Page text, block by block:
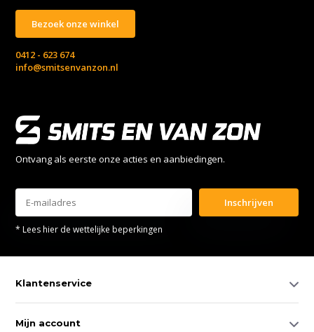
Bezoek onze winkel
0412 - 623 674
info@smitsenvanzon.nl
Ontvang als eerste onze acties en aanbiedingen.
Inschrijven
* Lees hier de wettelijke beperkingen
Klantenservice
Mijn account